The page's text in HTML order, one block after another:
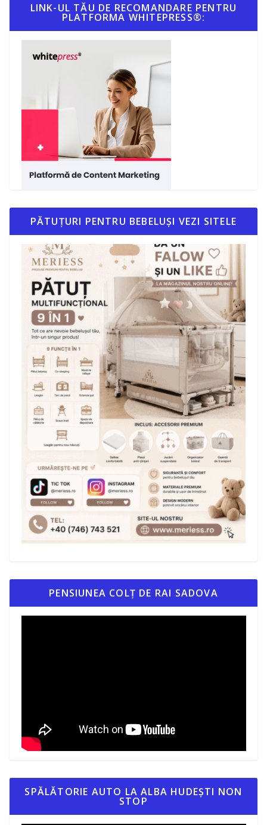
LINK-UL TĂU DE RECOMANDARE PENTRU
PLATFORMA WHITEPRESS®:
PĂTUȚURI PENTRU BEBELUȘI VEZI SITELE
PENSIUNEA COLȚ DE RAI SADOVA
SPĂLĂTORIE AUTO LA ALBA HUDEȘTI NON
STOP